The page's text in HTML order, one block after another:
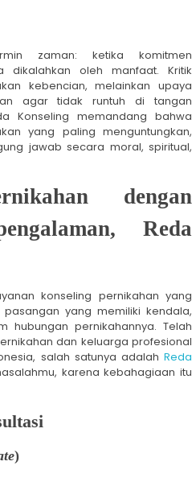
zaman: ketika komitmen
dikalahkan oleh manfaat. Kritik
kebencian, melainkan upaya
agar tidak runtuh di tangan
Konseling memandang bahwa
yang paling menguntungkan,
jawab secara moral, spiritual,
dengan
Reda
konseling pernikahan yang
yang memiliki kendala,
hubungan pernikahannya. Telah
dan keluarga profesional
salah satunya adalah Reda
karena kebahagiaan itu
)